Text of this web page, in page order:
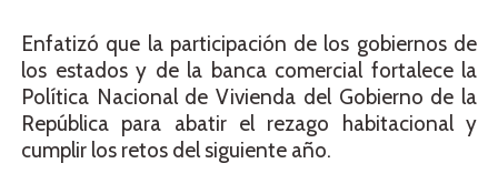
Enfatizó que la participación de los gobiernos de
los estados y de la banca comercial fortalece la
Política Nacional de Vivienda del Gobierno de la
República para abatir el rezago habitacional y
cumplir los retos del siguiente año.